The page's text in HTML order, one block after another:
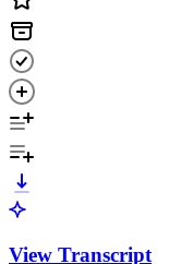
View Transcript